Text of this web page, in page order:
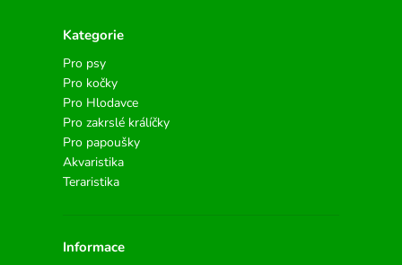
Kategorie
Pro psy
Pro kočky
Pro Hlodavce
Pro zakrslé králíčky
Pro papoušky
Akvaristika
Teraristika
Informace